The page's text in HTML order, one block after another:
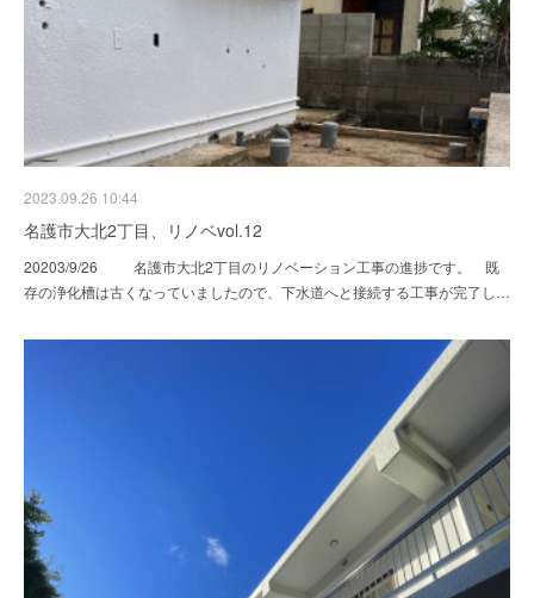
2023.09.26 10:44
名護市大北2丁目、リノベvol.12
20203/9/26 名護市大北2丁目のリノベーション工事の進捗です。 既
存の浄化槽は古くなっていましたので、下水道へと接続する工事が完了し…